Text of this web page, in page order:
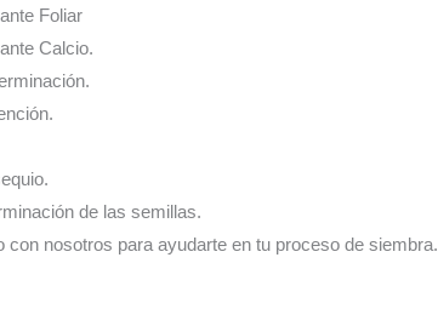
Foliar
Calcio.
de las semillas.
con nosotros para ayudarte en tu proceso de siembra.